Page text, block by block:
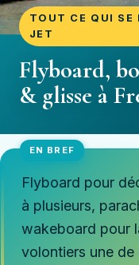
TOUT CE QUI SE
JET
Flyboard,
& glisse à
Flyboard pour
à plusieurs,
wakeboard pour
volontiers une